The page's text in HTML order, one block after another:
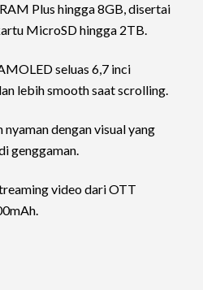
Plus hingga 8GB, disertai
MicroSD hingga 2TB.
seluas 6,7 inci
lebih smooth saat scrolling.
dengan visual yang
genggaman.
video dari OTT